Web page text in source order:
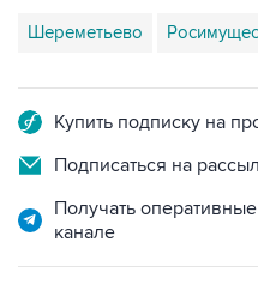
Подписаться на
Получать
канале